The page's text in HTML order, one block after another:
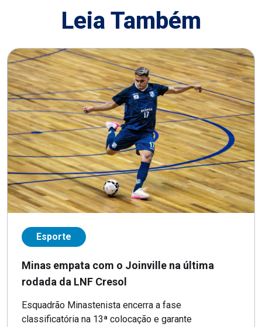
Leia Também
Esporte
Minas empata com o Joinville na última
rodada da LNF Cresol
Esquadrão Minastenista encerra a fase
classificatória na 13ª colocação e garante